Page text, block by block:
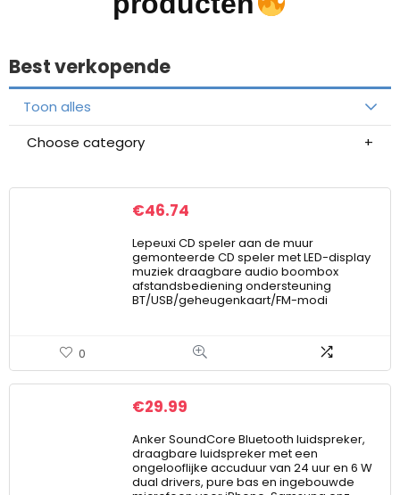
Best verkopende
Toon alles
Choose category
€46.74
Lepeuxi CD speler aan de muur
gemonteerde CD speler met LED-display
muziek draagbare audio boombox
afstandsbediening ondersteuning
BT/USB/geheugenkaart/FM-modi
0
€29.99
Anker SoundCore Bluetooth luidspreker,
draagbare luidspreker met een
ongelooflijke accuduur van 24 uur en 6 W
dual drivers, pure bas en ingebouwde